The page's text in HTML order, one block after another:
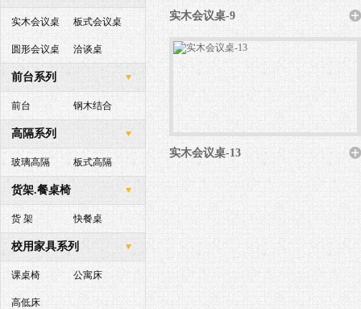
实木会议桌 板式会议桌
圆形会议桌 洽谈桌
前台系列
前台 钢木结合
高隔系列
玻璃高隔 板式高隔
货架.餐桌椅
货 架 快餐桌
校用家具系列
课桌椅 公寓床
高低床
实木会议桌-9
实木会议桌-13